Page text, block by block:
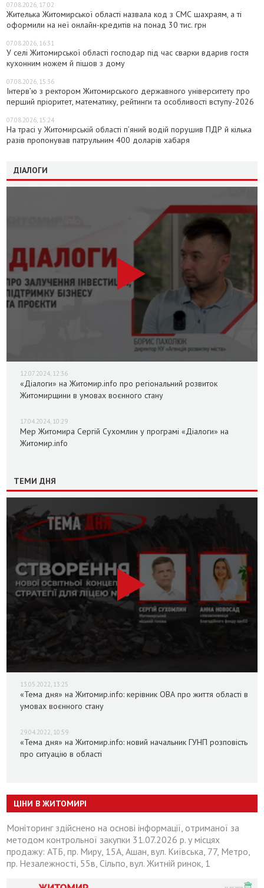
07.08.2026, 17:02
Жителька Житомирської області назвала код з СМС шахраям, а ті
оформили на неї онлайн-кредитів на понад 30 тис. грн
07.08.2026, 16:31
У селі Житомирської області господар під час сварки вдарив гостя
кухонним ножем й пішов з дому
07.08.2026, 15:36
Інтерв’ю з ректором Житомирського державного університету про
перший пріоритет, математику, рейтинги та особливості вступу-2026
07.08.2026, 15:24
На трасі у Житомирській області п’яний водій порушив ПДР й кілька
разів пропонував патрульним 400 доларів хабаря
ДІАЛОГИ
12.07.2024, 12:36
«Діалоги» на Житомир.info про регіональний розвиток
Житомирщини в умовах воєнного стану
17.04.2024, 10:29
Мер Житомира Сергій Сухомлин у програмі «Діалоги» на
Житомир.info
ТЕМИ ДНЯ
13.05.2022, 13:25
«Тема дня» на Житомир.info: керівник ОВА про життя області в
умовах воєнного стану
29.04.2022, 10:59
«Тема дня» на Житомир.info: новий начальник ГУНП розповість
про ситуацію в області
ЦІНИ В ЖИТОМИРІ
Моніторинг здійснено на основі інформації, отриманої за
методом контрольної закупки 31.07.2026 р. у місцях
продажу: АТБ, пр. Миру, 15А, Ашан, вул. Київська, 77, Метро,
пр. Незалежності, 55в, Сільпо, вул. Житній ринок, 1